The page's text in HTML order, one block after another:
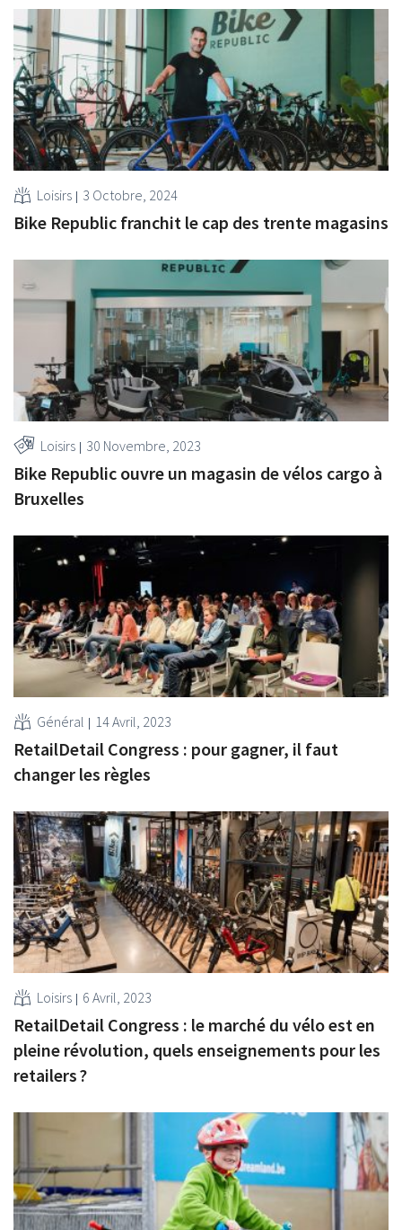
Loisirs 3 Octobre, 2024
Bike Republic franchit le cap des trente magasins
Loisirs 30 Novembre, 2023
Bike Republic ouvre un magasin de vélos cargo à
Bruxelles
Général 14 Avril, 2023
RetailDetail Congress : pour gagner, il faut
changer les règles
Loisirs 6 Avril, 2023
RetailDetail Congress : le marché du vélo est en
pleine révolution, quels enseignements pour les
retailers ?